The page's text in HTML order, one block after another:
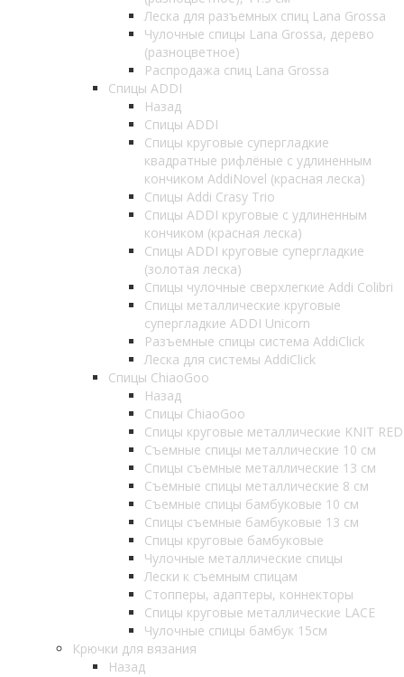
Леска для разъемных спиц Lana Grossa
Чулочные спицы Lana Grossa, дерево
(разноцветное)
Распродажа спиц Lana Grossa
Спицы ADDI
Назад
Спицы ADDI
Спицы круговые супергладкие
квадратные рифлёные с удлиненным
кончиком AddiNovel (красная леска)
Спицы Addi Crasy Trio
Спицы ADDI круговые с удлиненным
кончиком (красная леска)
Спицы ADDI круговые супергладкие
(золотая леска)
Спицы чулочные сверхлегкие Addi Colibri
Спицы металлические круговые
супергладкие ADDI Unicorn
Разъемные спицы система AddiClick
Леска для системы AddiClick
Спицы ChiaoGoo
Назад
Спицы ChiaoGoo
Спицы круговые металлические KNIT RED
Съемные спицы металлические 10 см
Спицы съемные металлические 13 см
Съемные спицы металлические 8 см
Съемные спицы бамбуковые 10 см
Спицы съемные бамбуковые 13 см
Спицы круговые бамбуковые
Чулочные металлические спицы
Лески к съемным спицам
Стопперы, адаптеры, коннекторы
Спицы круговые металлические LACE
Чулочные спицы бамбук 15см
Крючки для вязания
Назад